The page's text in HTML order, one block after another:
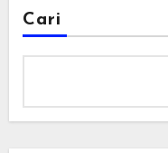
Cari